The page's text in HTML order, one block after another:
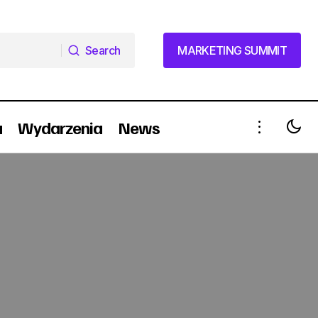
Search
MARKETING SUMMIT
MARKETING SUMMIT
Wydarzenia News